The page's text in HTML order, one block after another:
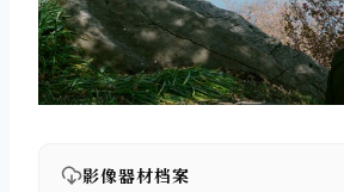
影像器材档案